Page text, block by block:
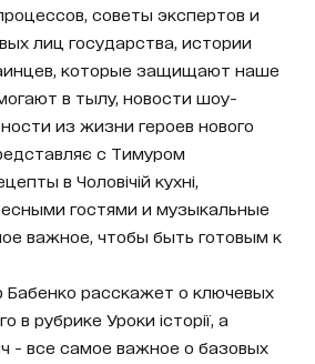
советы экспертов и
лиц государства, истории
которые защищают наше
в тылу, новости шоу-
из жизни героев нового
с Тимуром
в Чоловічій кухні,
гостями и музыкальные
важное, чтобы быть готовым к
Бабенко расскажет о ключевых
в рубрике Уроки історії, а
- все самое важное о базовых